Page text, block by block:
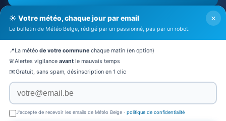
⚠️ Recevoir aussi les alertes vigilance
J'accepte la
politique de confidentialité
×
☀️ Votre météo, chaque jour par email
Le bulletin de Météo Belge, rédigé par un passionné, pas par un robot.
📍La météo de votre commune chaque matin (en option)
🚨Alertes vigilance avant le mauvais temps
✉️Gratuit, sans spam, désinscription en 1 clic
J'accepte de recevoir les emails de Météo Belge · politique de confidentialité
© 2026 Météo Belge · Tous droits réservés
Mentions légales·CGV·Politique de confidentialité·À
propos·Contact·Mon Altitude· Partenaires·Actualités